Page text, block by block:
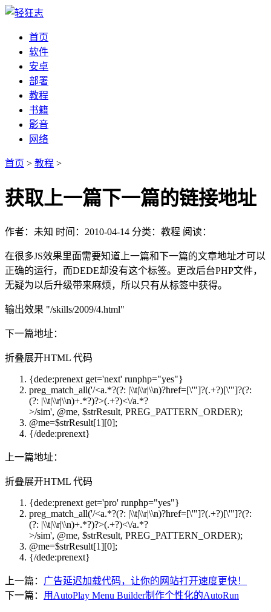
首页
软件
安卓
部署
教程
书籍
影音
网络
首页 > 教程 >
获取上一篇下一篇的链接地址
作者：未知 时间：2010-04-14 分类：教程 阅读：
在很多JS效果里面需要知道上一篇和下一篇的文章地址才可以
正确的运行，而DEDE却没有这个标签。更改后台PHP文件，
无疑为以后升级带来麻烦，所以只有从标签中获得。
输出效果 "/skills/2009/4.html"
下一篇地址：
折叠展开HTML 代码
{dede:prenext get='next' runphp="yes"}
preg_match_all('/<a.*?(?: |\\t|\\r|\\n)?href=[\'"]?(.+?)[\'"]?(?:
(?: |\\t|\\r|\\n)+.*?)?>(.+?)<\/a.*?
>/sim', @me, $strResult, PREG_PATTERN_ORDER);
@me=$strResult[1][0];
{/dede:prenext}
上一篇地址：
折叠展开HTML 代码
{dede:prenext get='pro' runphp="yes"}
preg_match_all('/<a.*?(?: |\\t|\\r|\\n)?href=[\'"]?(.+?)[\'"]?(?:
(?: |\\t|\\r|\\n)+.*?)?>(.+?)<\/a.*?
>/sim', @me, $strResult, PREG_PATTERN_ORDER);
@me=$strResult[1][0];
{/dede:prenext}
上一篇： 广告延迟加载代码，让你的网站打开速度更快！
下一篇： 用AutoPlay Menu Builder制作个性化的AutoRun